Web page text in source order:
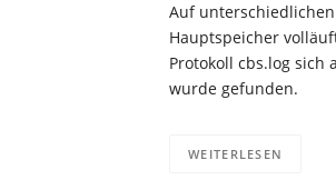
Auf
Hauptspeicher
Protokoll cbs.log sich
wurde gefunden.
WEITERLESEN